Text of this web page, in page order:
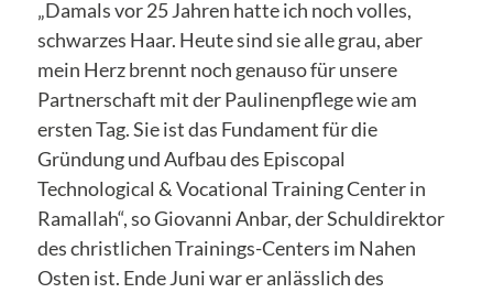
„Damals vor 25 Jahren hatte ich noch volles,
schwarzes Haar. Heute sind sie alle grau, aber
mein Herz brennt noch genauso für unsere
Partnerschaft mit der Paulinenpflege wie am
ersten Tag. Sie ist das Fundament für die
Gründung und Aufbau des Episcopal
Technological & Vocational Training Center in
Ramallah“, so Giovanni Anbar, der Schuldirektor
des christlichen Trainings-Centers im Nahen
Osten ist. Ende Juni war er anlässlich des